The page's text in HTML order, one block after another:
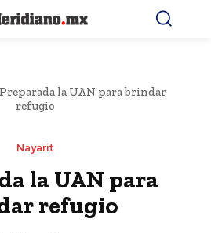
Preparada la UAN para brindar
refugio
Nayarit
la UAN para
refugio